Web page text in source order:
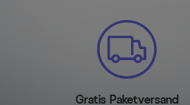
Gratis Paketversand